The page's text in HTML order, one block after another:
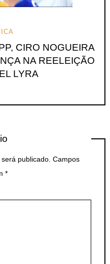
CIRO NOGUEIRA
NA REELEIÇÃO
LYRA
publicado. Campos
*